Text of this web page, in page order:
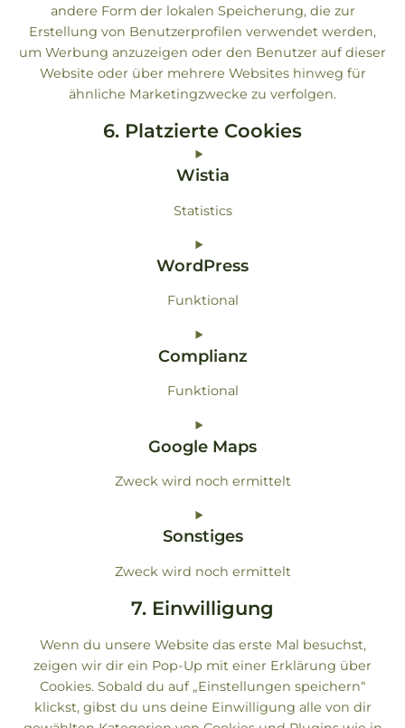
andere Form der lokalen Speicherung, die zur
Erstellung von Benutzerprofilen verwendet werden,
um Werbung anzuzeigen oder den Benutzer auf dieser
Website oder über mehrere Websites hinweg für
ähnliche Marketingzwecke zu verfolgen.
6. Platzierte Cookies
Wistia
Statistics
Consent
to
wistia
WordPress
Funktional
Consent
to
wordpress
Complianz
Funktional
Consent
to
complianz
Google Maps
Zweck wird noch ermittelt
Consent
to
google-
maps
Sonstiges
Zweck wird noch ermittelt
Consent
service
sonstiges
7. Einwilligung
Wenn du unsere Website das erste Mal besuchst,
zeigen wir dir ein Pop-Up mit einer Erklärung über
Cookies. Sobald du auf „Einstellungen speichern“
klickst, gibst du uns deine Einwilligung alle von dir